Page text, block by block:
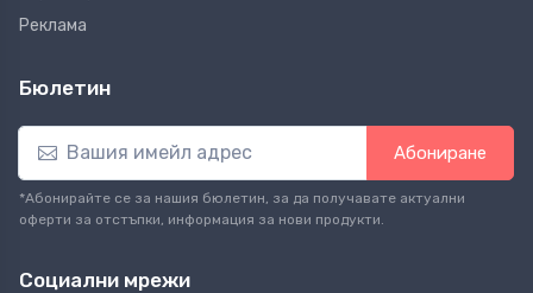
Реклама
Бюлетин
Абониране
*Абонирайте се за нашия бюлетин, за да получавате актуални
оферти за отстъпки, информация за нови продукти.
Социални мрежи